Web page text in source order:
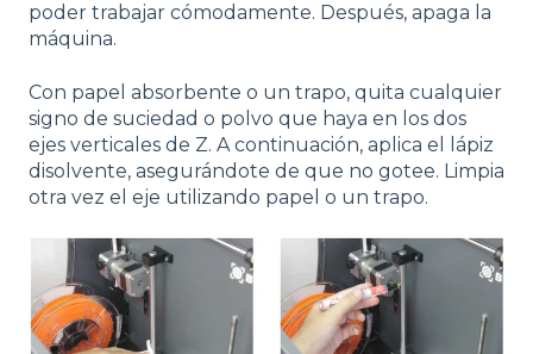
poder trabajar cómodamente. Después, apaga la
máquina.
Con papel absorbente o un trapo, quita cualquier
signo de suciedad o polvo que haya en los dos
ejes verticales de Z. A continuación, aplica el lápiz
disolvente, asegurándote de que no gotee. Limpia
otra vez el eje utilizando papel o un trapo.